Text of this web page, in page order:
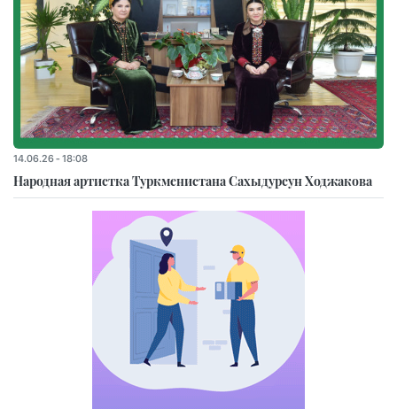
14.06.26 - 18:08
Народная артистка Туркменистана Сахыдурсун Ходжакова